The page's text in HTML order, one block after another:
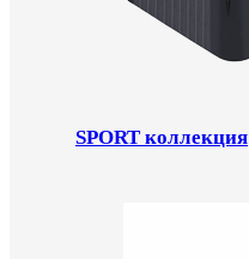
SPORT коллекция